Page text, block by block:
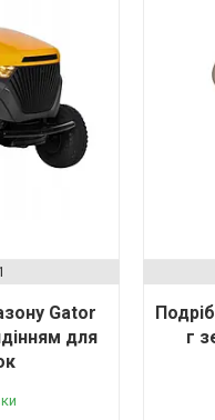
Gator
для
г